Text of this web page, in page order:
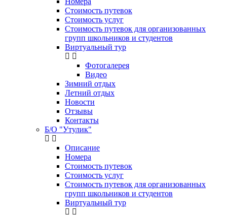
Стоимость путевок
Стоимость услуг
Стоимость путевок для организованных
групп школьников и студентов
Виртуальный тур
Фотогалерея
Видео
Зимний отдых
Летний отдых
Новости
Отзывы
Контакты
Б/О "Утулик"
Описание
Номера
Стоимость путевок
Стоимость услуг
Стоимость путевок для организованных
групп школьников и студентов
Виртуальный тур